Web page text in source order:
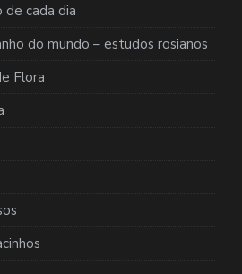
de cada dia
do mundo – estudos rosianos
Flora